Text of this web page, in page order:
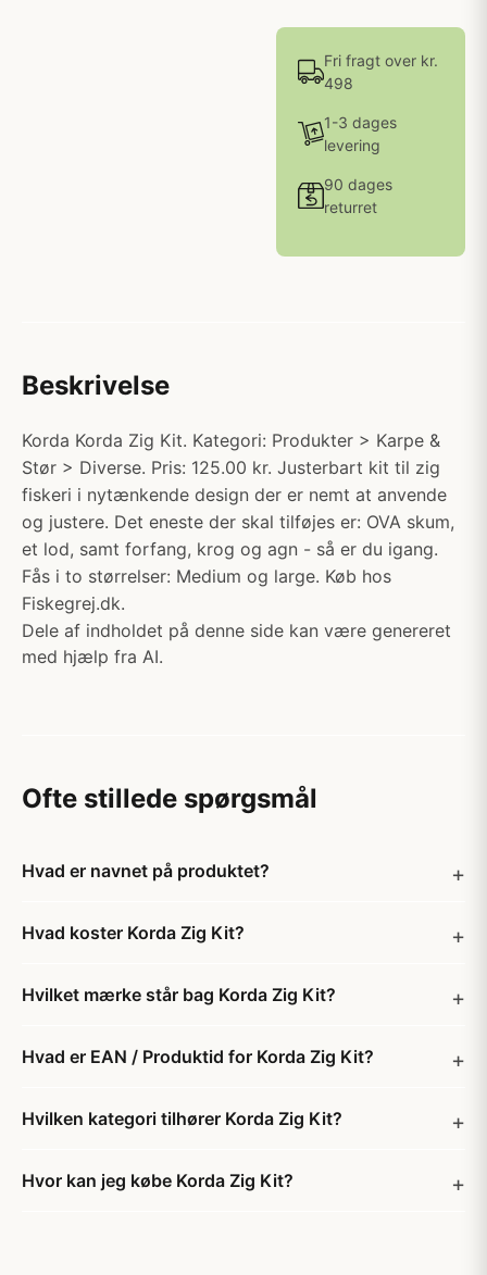
Fri fragt over kr.
498
1-3 dages
levering
90 dages
returret
Beskrivelse
Korda Korda Zig Kit. Kategori: Produkter > Karpe &
Stør > Diverse. Pris: 125.00 kr. Justerbart kit til zig
fiskeri i nytænkende design der er nemt at anvende
og justere. Det eneste der skal tilføjes er: OVA skum,
et lod, samt forfang, krog og agn - så er du igang.
Fås i to størrelser: Medium og large. Køb hos
Fiskegrej.dk.
Dele af indholdet på denne side kan være genereret
med hjælp fra AI.
Ofte stillede spørgsmål
Hvad er navnet på produktet?
Hvad koster Korda Zig Kit?
Hvilket mærke står bag Korda Zig Kit?
Hvad er EAN / Produktid for Korda Zig Kit?
Hvilken kategori tilhører Korda Zig Kit?
Hvor kan jeg købe Korda Zig Kit?